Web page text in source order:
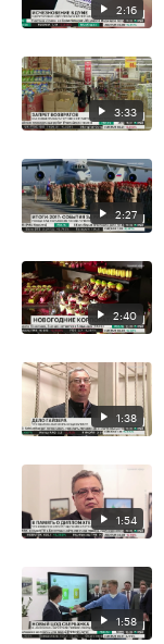
2:16
3:33
2:27
2:40
1:38
1:54
1:58